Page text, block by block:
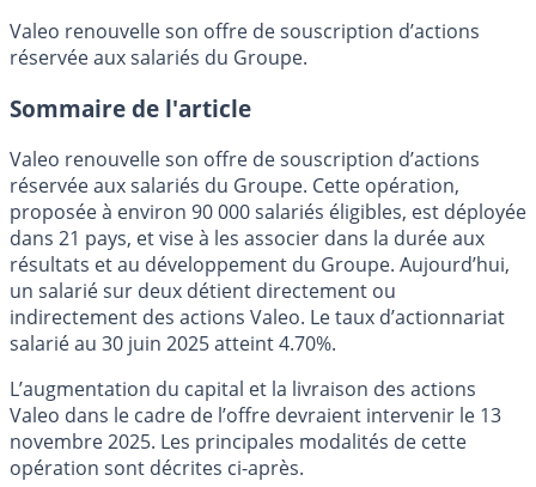
Valeo renouvelle son offre de souscription d’actions
réservée aux salariés du Groupe.
Sommaire de l'article
Valeo renouvelle son offre de souscription d’actions
réservée aux salariés du Groupe. Cette opération,
proposée à environ 90 000 salariés éligibles, est déployée
dans 21 pays, et vise à les associer dans la durée aux
résultats et au développement du Groupe. Aujourd’hui,
un salarié sur deux détient directement ou
indirectement des actions Valeo. Le taux d’actionnariat
salarié au 30 juin 2025 atteint 4.70%.
L’augmentation du capital et la livraison des actions
Valeo dans le cadre de l’offre devraient intervenir le 13
novembre 2025. Les principales modalités de cette
opération sont décrites ci-après.